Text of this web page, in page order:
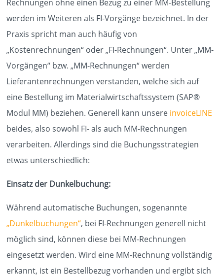
KUNDEN
EVENTS
KARRIERE
KNOWLEDGE
Rechnungen ohne einen Bezug zu einer MM-Bestellung
werden im Weiteren als FI-Vorgänge bezeichnet. In der
Praxis spricht man auch häufig von
„Kostenrechnungen“ oder „FI-Rechnungen“. Unter „MM-
Vorgängen“ bzw. „MM-Rechnungen“ werden
Lieferantenrechnungen verstanden, welche sich auf
eine Bestellung im Materialwirtschaftssystem (SAP®
Modul MM) beziehen. Generell kann unsere invoiceLINE
beides, also sowohl FI- als auch MM-Rechnungen
verarbeiten. Allerdings sind die Buchungsstrategien
etwas unterschiedlich:
Einsatz der Dunkelbuchung:
Während automatische Buchungen, sogenannte
„Dunkelbuchungen“, bei FI-Rechnungen generell nicht
möglich sind, können diese bei MM-Rechnungen
eingesetzt werden. Wird eine MM-Rechnung vollständig
erkannt, ist ein Bestellbezug vorhanden und ergibt sich